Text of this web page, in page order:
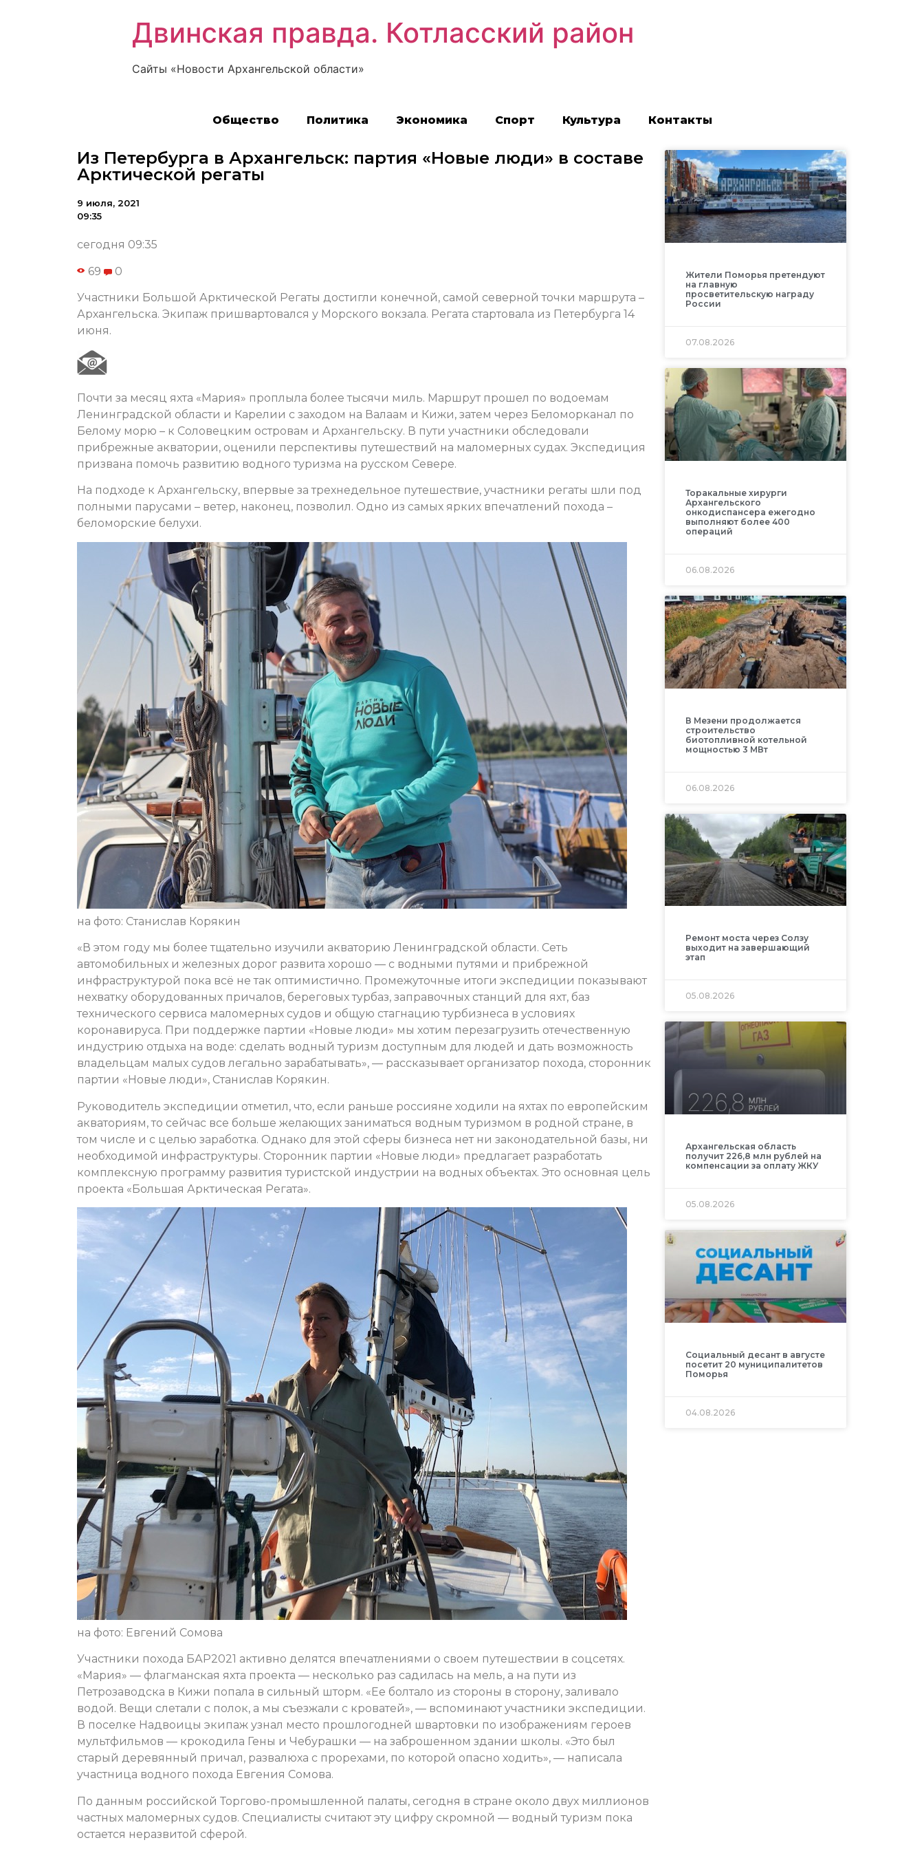
Двинская правда. Котласский район
Сайты «Новости Архангельской области»
Общество Политика Экономика Спорт Культура Контакты
Из Петербурга в Архангельск: партия «Новые люди» в составе
Арктической регаты
9 июля, 2021
09:35
сегодня 09:35
69 0
Участники Большой Арктической Регаты достигли конечной, самой северной точки маршрута –
Архангельска. Экипаж пришвартовался у Морского вокзала. Регата стартовала из Петербурга 14
июня.
Почти за месяц яхта «Мария» проплыла более тысячи миль. Маршрут прошел по водоемам
Ленинградской области и Карелии с заходом на Валаам и Кижи, затем через Беломорканал по
Белому морю – к Соловецким островам и Архангельску. В пути участники обследовали
прибрежные акватории, оценили перспективы путешествий на маломерных судах. Экспедиция
призвана помочь развитию водного туризма на русском Севере.
На подходе к Архангельску, впервые за трехнедельное путешествие, участники регаты шли под
полными парусами – ветер, наконец, позволил. Одно из самых ярких впечатлений похода –
беломорские белухи.
на фото: Станислав Корякин
«В этом году мы более тщательно изучили акваторию Ленинградской области. Сеть
автомобильных и железных дорог развита хорошо — с водными путями и прибрежной
инфраструктурой пока всё не так оптимистично. Промежуточные итоги экспедиции показывают
нехватку оборудованных причалов, береговых турбаз, заправочных станций для яхт, баз
технического сервиса маломерных судов и общую стагнацию турбизнеса в условиях
коронавируса. При поддержке партии «Новые люди» мы хотим перезагрузить отечественную
индустрию отдыха на воде: сделать водный туризм доступным для людей и дать возможность
владельцам малых судов легально зарабатывать», — рассказывает организатор похода, сторонник
партии «Новые люди», Станислав Корякин.
Руководитель экспедиции отметил, что, если раньше россияне ходили на яхтах по европейским
акваториям, то сейчас все больше желающих заниматься водным туризмом в родной стране, в
том числе и с целью заработка. Однако для этой сферы бизнеса нет ни законодательной базы, ни
необходимой инфраструктуры. Сторонник партии «Новые люди» предлагает разработать
комплексную программу развития туристской индустрии на водных объектах. Это основная цель
проекта «Большая Арктическая Регата».
на фото: Евгений Сомова
Участники похода БАР2021 активно делятся впечатлениями о своем путешествии в соцсетях.
«Мария» — флагманская яхта проекта — несколько раз садилась на мель, а на пути из
Петрозаводска в Кижи попала в сильный шторм. «Ее болтало из стороны в сторону, заливало
водой. Вещи слетали с полок, а мы съезжали с кроватей», — вспоминают участники экспедиции.
В поселке Надвоицы экипаж узнал место прошлогодней швартовки по изображениям героев
мультфильмов — крокодила Гены и Чебурашки — на заброшенном здании школы. «Это был
старый деревянный причал, развалюха с прорехами, по которой опасно ходить», — написала
участница водного похода Евгения Сомова.
По данным российской Торгово-промышленной палаты, сегодня в стране около двух миллионов
частных маломерных судов. Специалисты считают эту цифру скромной — водный туризм пока
остается неразвитой сферой.
Жители Поморья претендуют
на главную
просветительскую награду
России
07.08.2026
Торакальные хирурги
Архангельского
онкодиспансера ежегодно
выполняют более 400
операций
06.08.2026
В Мезени продолжается
строительство
биотопливной котельной
мощностью 3 МВт
06.08.2026
Ремонт моста через Солзу
выходит на завершающий
этап
05.08.2026
Архангельская область
получит 226,8 млн рублей на
компенсации за оплату ЖКУ
05.08.2026
Социальный десант в августе
посетит 20 муниципалитетов
Поморья
04.08.2026